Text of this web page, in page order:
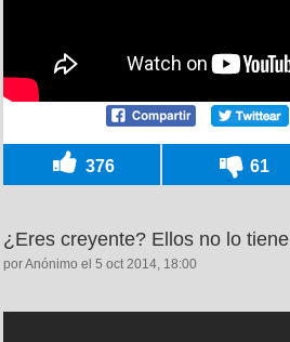
376 61
¿Eres creyente? Ellos no lo
por Anónimo el 5 oct 2014, 18:00